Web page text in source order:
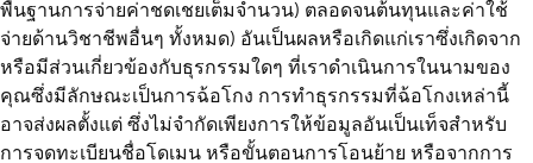
พื้นฐานการจ่ายค่าชดเชยเต็มจำนวน) ตลอดจนต้นทุนและค่าใช้
จ่ายด้านวิชาชีพอื่นๆ ทั้งหมด) อันเป็นผลหรือเกิดแก่เราซึ่งเกิดจาก
หรือมีส่วนเกี่ยวข้องกับธุรกรรมใดๆ ที่เราดำเนินการในนามของ
คุณซึ่งมีลักษณะเป็นการฉ้อโกง การทำธุรกรรมที่ฉ้อโกงเหล่านี้
อาจส่งผลตั้งแต่ ซึ่งไม่จำกัดเพียงการให้ข้อมูลอันเป็นเท็จสำหรับ
การจดทะเบียนชื่อโดเมน หรือขั้นตอนการโอนย้าย หรือจากการ